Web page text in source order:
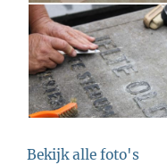
Bekijk alle foto's